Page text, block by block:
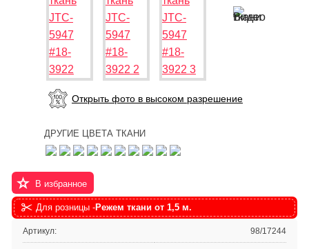
Открыть фото в высоком разрешение
ДРУГИЕ ЦВЕТА ТКАНИ
В избранное
Для розницы -Режем ткани от 1,5 м.
Артикул: 98/17244